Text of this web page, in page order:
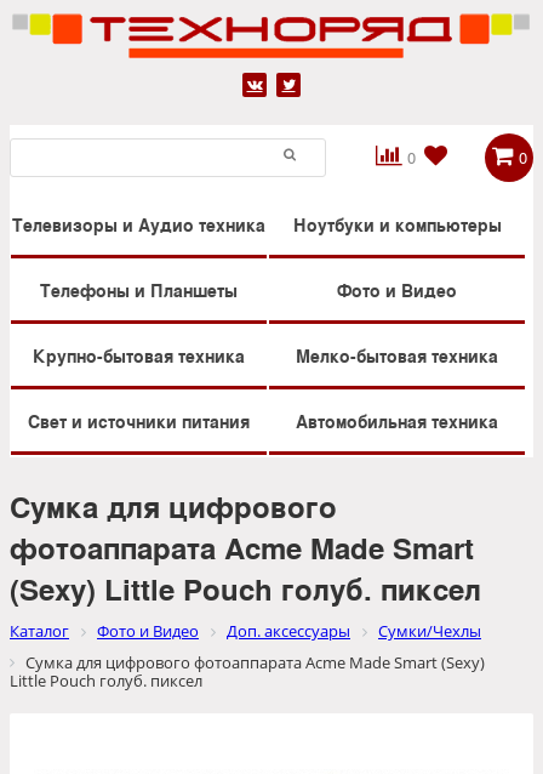
 
0

 0
Телевизоры и Аудио техника Ноутбуки и компьютеры
Телефоны и Планшеты Фото и Видео
Крупно-бытовая техника Мелко-бытовая техника
Свет и источники питания Автомобильная техника
Сумка для цифрового
фотоаппарата Acme Made Smart
(Sexy) Little Pouch голуб. пиксел
Каталог Фото и Видео Доп. аксессуары
Сумки/Чехлы
Сумка для цифрового фотоаппарата Acme Made Smart (Sexy)
Little Pouch голуб. пиксел